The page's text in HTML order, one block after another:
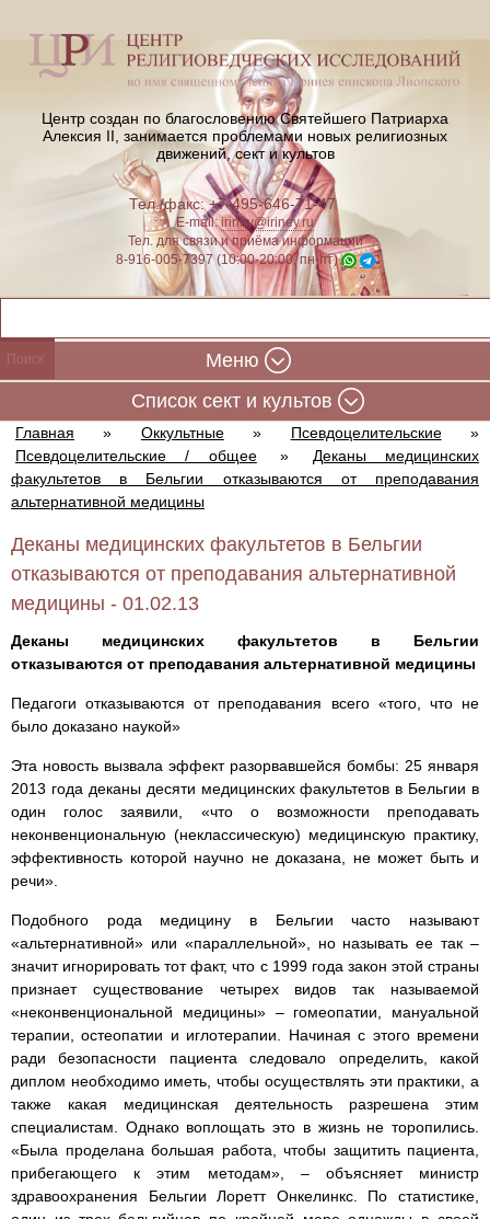
Центр создан по благословению Святейшего Патриарха
Алексия II, занимается проблемами новых религиозных
движений, сект и культов
Тел./факс: +7-495-646-71-47
E-mail:iriney@iriney.ru
Тел. для связи и приёма информации
8-916-005-7397 (10:00-20:00, пн-пт)
Меню
Cписок сект и культов
Главная » Оккультные » Псевдоцелительские
»
Псевдоцелительские / общее
»
Деканы медицинских
факультетов в Бельгии отказываются от преподавания
альтернативной медицины
Деканы медицинских факультетов в Бельгии
отказываются от преподавания альтернативной
медицины - 01.02.13
Деканы медицинских факультетов в Бельгии
отказываются от преподавания альтернативной медицины
Педагоги отказываются от преподавания всего «того, что не
было доказано наукой»
Эта новость вызвала эффект разорвавшейся бомбы: 25 января
2013 года деканы десяти медицинских факультетов в Бельгии в
один голос заявили, «что о возможности преподавать
неконвенциональную (неклассическую) медицинскую практику,
эффективность которой научно не доказана, не может быть и
речи».
Подобного рода медицину в Бельгии часто называют
«альтернативной» или «параллельной», но называть ее так –
значит игнорировать тот факт, что с 1999 года закон этой страны
признает существование четырех видов так называемой
«неконвенциональной медицины» – гомеопатии, мануальной
терапии, остеопатии и иглотерапии. Начиная с этого времени
ради безопасности пациента следовало определить, какой
диплом необходимо иметь, чтобы осуществлять эти практики, а
также какая медицинская деятельность разрешена этим
специалистам. Однако воплощать это в жизнь не торопились.
«Была проделана большая работа, чтобы защитить пациента,
прибегающего к этим методам», – объясняет министр
здравоохранения Бельгии Лоретт Онкелинкс. По статистике,